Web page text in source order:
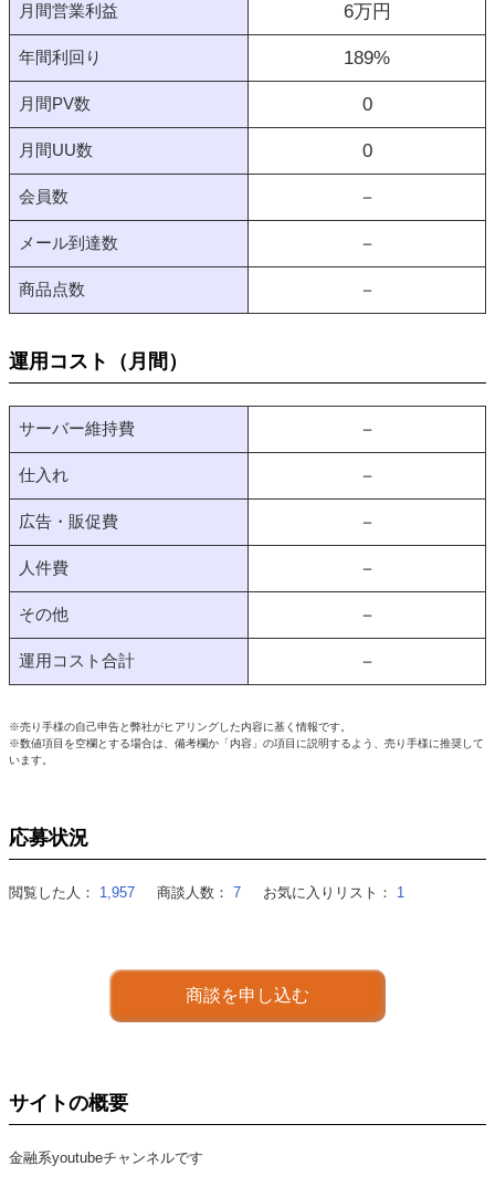
月間営業利益 6万円
年間利回り 189%
月間PV数 0
月間UU数 0
会員数 －
メール到達数 －
商品点数 －
運用コスト（月間）
サーバー維持費 －
仕入れ －
広告・販促費 －
人件費 －
その他 －
運用コスト合計 －
※売り手様の自己申告と弊社がヒアリングした内容に基く情報です。
※数値項目を空欄とする場合は、備考欄か「内容」の項目に説明するよう、売り手様に推奨して
います。
応募状況
閲覧した人： 1,957 商談人数： 7 お気に入りリスト： 1
商談を申し込む
サイトの概要
金融系youtubeチャンネルです